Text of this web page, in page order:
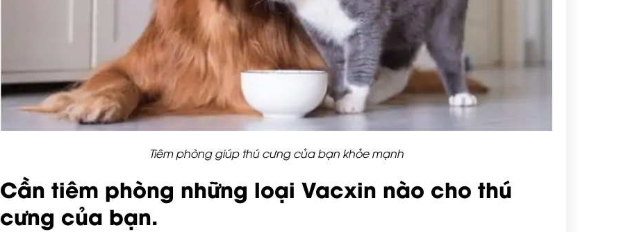
Tiêm phòng giúp thú cưng của bạn khỏe mạnh
Cần tiêm phòng những loại Vacxin nào cho thú
cưng của bạn.